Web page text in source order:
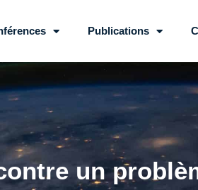
Publications
un